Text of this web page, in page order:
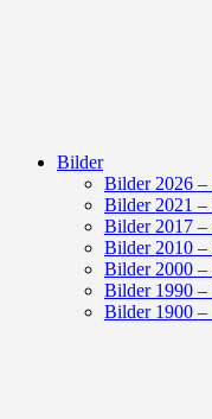
Bilder
Bilder 2026 –
Bilder 2021 –
Bilder 2017 –
Bilder 2010 –
Bilder 2000 –
Bilder 1990 –
Bilder 1900 –